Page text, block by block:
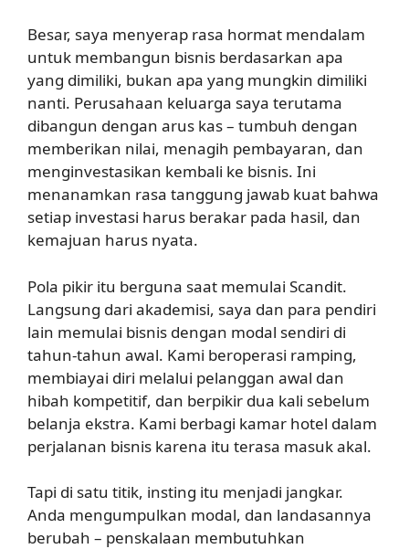
Besar, saya menyerap rasa hormat mendalam
untuk membangun bisnis berdasarkan apa
yang dimiliki, bukan apa yang mungkin dimiliki
nanti. Perusahaan keluarga saya terutama
dibangun dengan arus kas – tumbuh dengan
memberikan nilai, menagih pembayaran, dan
menginvestasikan kembali ke bisnis. Ini
menanamkan rasa tanggung jawab kuat bahwa
setiap investasi harus berakar pada hasil, dan
kemajuan harus nyata.
Pola pikir itu berguna saat memulai Scandit.
Langsung dari akademisi, saya dan para pendiri
lain memulai bisnis dengan modal sendiri di
tahun-tahun awal. Kami beroperasi ramping,
membiayai diri melalui pelanggan awal dan
hibah kompetitif, dan berpikir dua kali sebelum
belanja ekstra. Kami berbagi kamar hotel dalam
perjalanan bisnis karena itu terasa masuk akal.
Tapi di satu titik, insting itu menjadi jangkar.
Anda mengumpulkan modal, dan landasannya
berubah – penskalaan membutuhkan